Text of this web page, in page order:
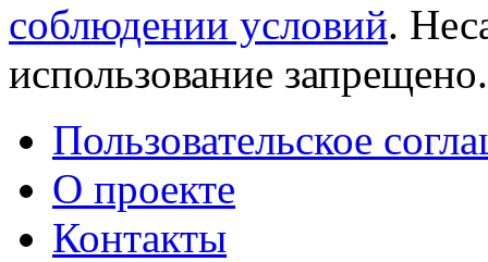
соблюдении условий.
использование
Пользовательское
О проекте
Контакты